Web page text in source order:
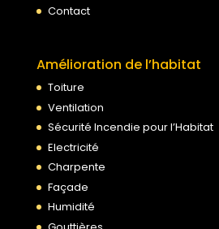
Contact
Amélioration de l’habitat
Toiture
Ventilation
Sécurité Incendie pour l’Habitat
Electricité
Charpente
Façade
Humidité